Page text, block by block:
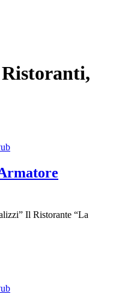
Ristoranti,
Il Ristorante “La